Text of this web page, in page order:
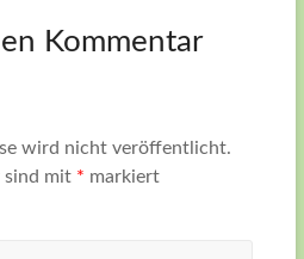
Kommentar
wird nicht veröffentlicht.
sind mit * markiert